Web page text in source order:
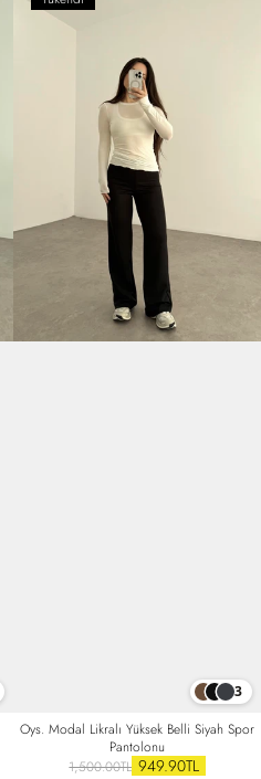
3
Oys. Modal Likralı Yüksek Belli Siyah Spor
Pantolonu
1,500.00TL 949.90TL